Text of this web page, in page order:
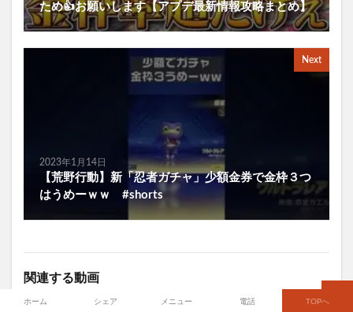
ため👍お願いします【アプデ最新情報攻略まとめ】
Next
2023年1月14日
【荒野行動】新「忍者ガチャ」少額金券で金枠３つ
はうめーｗｗ #shorts
関連する動画
2023年8月18日
ホーム シェア メニュー 電話 TOPへ